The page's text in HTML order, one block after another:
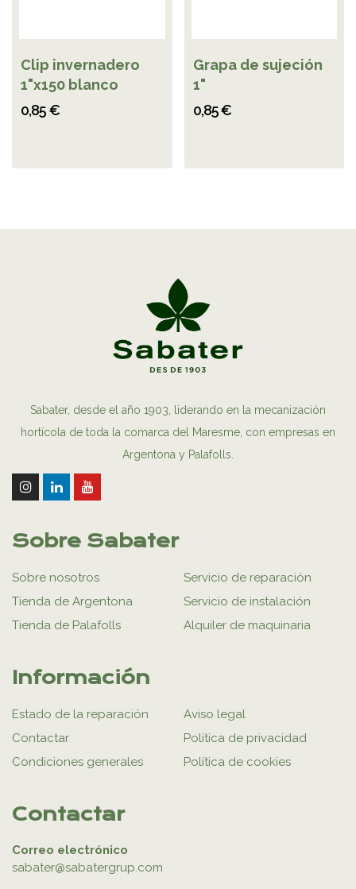
Clip invernadero
1"x150 blanco
0,85 €
Grapa de sujeción
1"
0,85 €
Sabater, desde el año 1903, liderando en la mecanización
hortícola de toda la comarca del Maresme, con empresas en
Argentona y Palafolls.
Sobre Sabater
Sobre nosotros
Tienda de Argentona
Tienda de Palafolls
Servicio de reparación
Servicio de instalación
Alquiler de maquinaria
Información
Estado de la reparación
Contactar
Condiciones generales
Aviso legal
Política de privacidad
Política de cookies
Contactar
Correo electrónico
sabater@sabatergrup.com